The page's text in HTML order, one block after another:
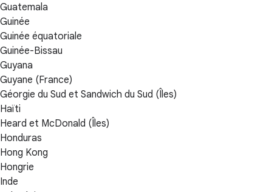
Guatemala
Guinée
Guinée équatoriale
Guinée-Bissau
Guyana
Guyane (France)
Géorgie du Sud et Sandwich du Sud (Îles)
Haïti
Heard et McDonald (Îles)
Honduras
Hong Kong
Hongrie
Inde